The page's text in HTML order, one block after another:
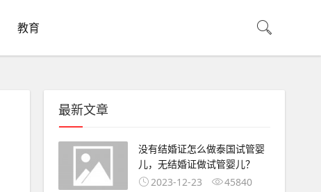
教育
最新文章
没有结婚证怎么做泰国试管婴
儿，无结婚证做试管婴儿？
2023-12-23
45840